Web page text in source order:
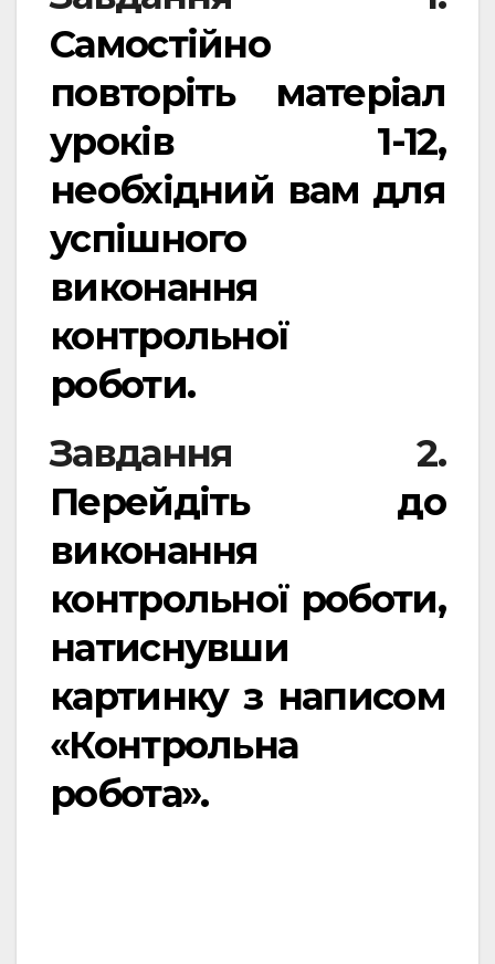
Самостійно
повторіть матеріал
уроків 1-12,
необхідний вам для
успішного
виконання
контрольної
роботи.
Завдання 2.
Перейдіть до
виконання
контрольної роботи,
натиснувши
картинку з написом
«Контрольна
робота».